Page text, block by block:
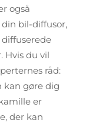
også
bil-diffusor,
Hvis du vil
råd:
kan gøre dig
er
der kan